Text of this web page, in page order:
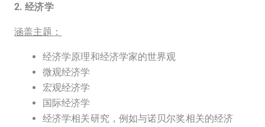
2. 经济学
涵盖主题：
经济学原理和经济学家的世界观
微观经济学
宏观经济学
国际经济学
经济学相关研究，例如与诺贝尔奖相关的经济